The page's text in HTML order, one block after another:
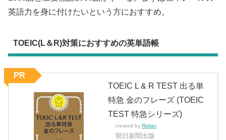
英語力を身に付けたいという方におすすめ。
TOEIC(L＆R)対策におすすめの英単語帳
TOEIC L & R TEST 出る単
特急 金のフレーズ (TOEIC
TEST 特急シリーズ)
created by Rinker
朝日新聞出版
PR